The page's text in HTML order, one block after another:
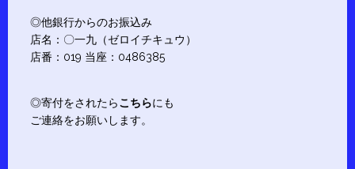
◎他銀行からのお振込み
店名：〇一九（ゼロイチキュウ）
店番：019 当座：0486385
◎寄付をされたらこちらにも
ご連絡をお願いします。